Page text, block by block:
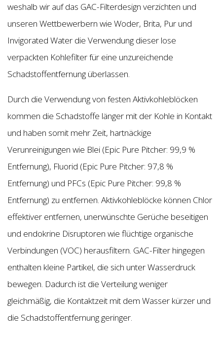
weshalb wir auf das GAC-Filterdesign verzichten und
unseren Wettbewerbern wie Woder, Brita, Pur und
Invigorated Water die Verwendung dieser lose
verpackten Kohlefilter für eine unzureichende
Schadstoffentfernung überlassen.
Durch die Verwendung von festen Aktivkohleblöcken
kommen die Schadstoffe länger mit der Kohle in Kontakt
und haben somit mehr Zeit, hartnäckige
Verunreinigungen wie Blei (Epic Pure Pitcher: 99,9 %
Entfernung), Fluorid (Epic Pure Pitcher: 97,8 %
Entfernung) und PFCs (Epic Pure Pitcher: 99,8 %
Entfernung) zu entfernen. Aktivkohleblöcke können Chlor
effektiver entfernen, unerwünschte Gerüche beseitigen
und endokrine Disruptoren wie flüchtige organische
Verbindungen (VOC) herausfiltern. GAC-Filter hingegen
enthalten kleine Partikel, die sich unter Wasserdruck
bewegen. Dadurch ist die Verteilung weniger
gleichmäßig, die Kontaktzeit mit dem Wasser kürzer und
die Schadstoffentfernung geringer.